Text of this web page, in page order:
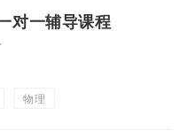
对一辅导课程
物理